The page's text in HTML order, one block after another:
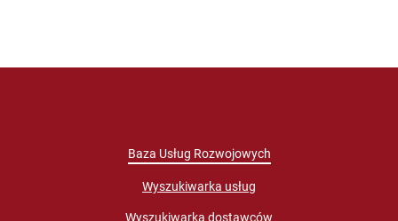
Baza Usług Rozwojowych
Wyszukiwarka usług
Wyszukiwarka dostawców